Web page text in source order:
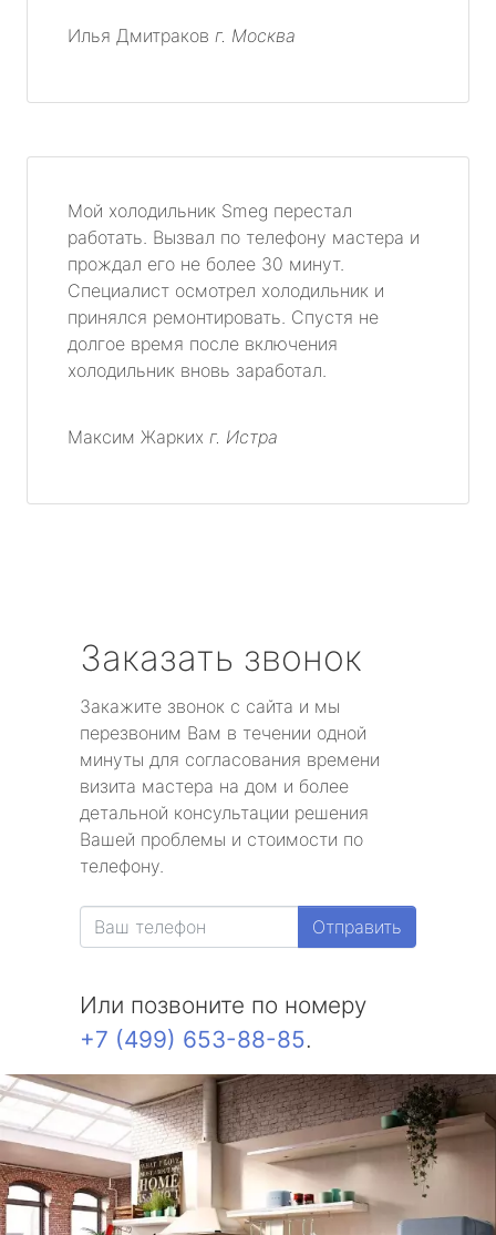
Илья Дмитраков г. Москва
Мой холодильник Smeg перестал
работать. Вызвал по телефону мастера и
прождал его не более 30 минут.
Специалист осмотрел холодильник и
принялся ремонтировать. Спустя не
долгое время после включения
холодильник вновь заработал.
Максим Жарких г. Истра
Заказать звонок
Закажите звонок с сайта и мы
перезвоним Вам в течении одной
минуты для согласования времени
визита мастера на дом и более
детальной консультации решения
Вашей проблемы и стоимости по
телефону.
Отправить
Или позвоните по номеру
+7 (499) 653-88-85.